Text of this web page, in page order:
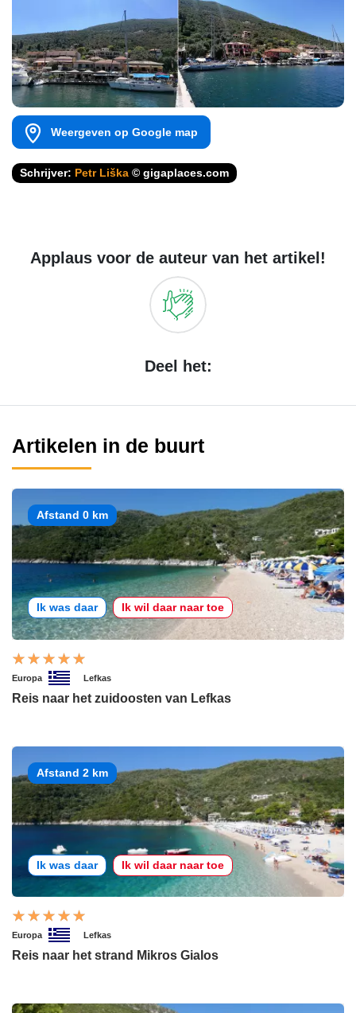
Weergeven op Google map
Schrijver: Petr Liška © gigaplaces.com
Applaus voor de auteur van het artikel!
Deel het:
Artikelen in de buurt
Afstand 0 km
Ik was daar Ik wil daar naar toe
Europa Lefkas
Reis naar het zuidoosten van Lefkas
Afstand 2 km
Ik was daar Ik wil daar naar toe
Europa Lefkas
Reis naar het strand Mikros Gialos